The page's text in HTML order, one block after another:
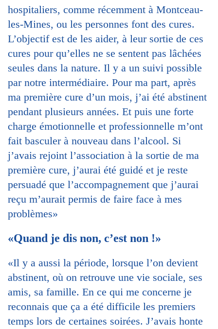
hospitaliers, comme récemment à Montceau-
les-Mines, ou les personnes font des cures.
L’objectif est de les aider, à leur sortie de ces
cures pour qu’elles ne se sentent pas lâchées
seules dans la nature. Il y a un suivi possible
par notre intermédiaire. Pour ma part, après
ma première cure d’un mois, j’ai été abstinent
pendant plusieurs années. Et puis une forte
charge émotionnelle et professionnelle m’ont
fait basculer à nouveau dans l’alcool. Si
j’avais rejoint l’association à la sortie de ma
première cure, j’aurai été guidé et je reste
persuadé que l’accompagnement que j’aurai
reçu m’aurait permis de faire face à mes
problèmes»
«Quand je dis non, c’est non !»
«Il y a aussi la période, lorsque l’on devient
abstinent, où on retrouve une vie sociale, ses
amis, sa famille. En ce qui me concerne je
reconnais que ça a été difficile les premiers
temps lors de certaines soirées. J’avais honte